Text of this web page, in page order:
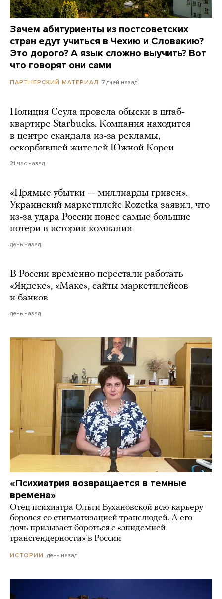
Зачем абитуриенты из постсоветских
стран едут учиться в Чехию и Словакию?
Это дорого? А язык сложно выучить? Вот
что говорят они сами
ПАРТНЕРСКИЙ МАТЕРИАЛ 7 дней назад
Полиция Сеула провела обыски в штаб-
квартире Starbucks. Компания находится
в центре скандала из-за рекламы,
оскорбившей жителей Южной Кореи
21 час назад
«Прямые убытки — миллиарды гривен».
Украинский маркетплейс Rozetka заявил, что
из-за удара России понес самые большие
потери в истории компании
день назад
В России временно перестали работать
«Яндекс», «Макс», сайты маркетплейсов
и банков
день назад
«Психиатрия возвращается в темные
времена»
Отец психиатра Ольги Бухановской всю карьеру
боролся со стигматизацией транслюдей. А его
дочь призывает бороться с «эпидемией
трансгендерности» в России
ИСТОРИИ день назад